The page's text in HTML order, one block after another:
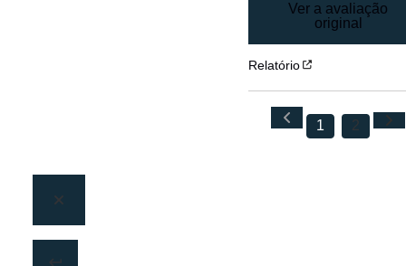
Ver a avaliação
original
Relatório
1 2